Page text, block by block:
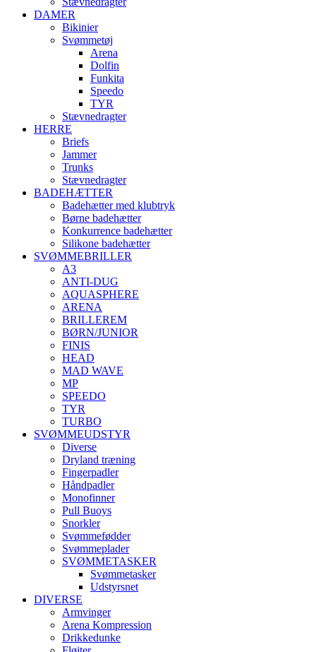
DAMER
Bikinier
Svømmetøj
Arena
Dolfin
Funkita
Speedo
TYR
Stævnedragter
HERRE
Briefs
Jammer
Trunks
Stævnedragter
BADEHÆTTER
Badehætter med klubtryk
Børne badehætter
Konkurrence badehætter
Silikone badehætter
SVØMMEBRILLER
A3
ANTI-DUG
AQUASPHERE
ARENA
BRILLEREM
BØRN/JUNIOR
FINIS
HEAD
MAD WAVE
MP
SPEEDO
TYR
TURBO
SVØMMEUDSTYR
Diverse
Dryland træning
Fingerpadler
Håndpadler
Monofinner
Pull Buoys
Snorkler
Svømmefødder
Svømmeplader
SVØMMETASKER
Svømmetasker
Udstyrsnet
DIVERSE
Armvinger
Arena Kompression
Drikkedunke